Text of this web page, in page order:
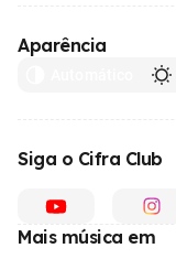
Aparência
Siga o Cifra Club
Mais música em